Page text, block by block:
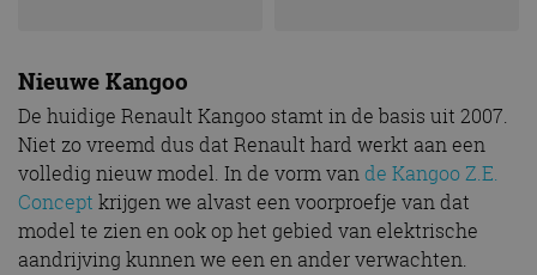
Nieuwe Kangoo
De huidige Renault Kangoo stamt in de basis uit 2007.
Niet zo vreemd dus dat Renault hard werkt aan een
volledig nieuw model. In de vorm vande Kangoo Z.E.
Concept krijgen we alvast een voorproefje van dat
model te zien en ook op het gebied van elektrische
aandrijving kunnen we een en ander verwachten.